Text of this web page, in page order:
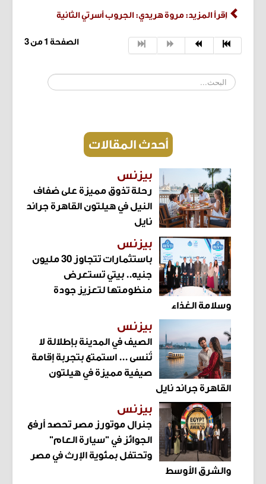
اِقرأ المزيد: مروة هريدي: الجروب أسرتي الثانية
الصفحة 1 من 3
البحث...
أحدث المقالات
بيزنس
رحلة تذوق مميزة على ضفاف
النيل في هيلتون القاهرة جراند
نايل
بيزنس
باستثمارات تتجاوز 30 مليون
جنيه.. بيتي تستعرض
منظومتها لتعزيز جودة
وسلامة الغذاء
بيزنس
الصيف في المدينة بإطلالة لا
تُنسى ... استمتع بتجربة إقامة
صيفية مميزة في هيلتون
القاهرة جراند نايل
بيزنس
جنرال موتورز مصر تحصد أرفع
الجوائز في "سيارة العام"
وتحتفل بمئوية الإرث في مصر
والشرق الأوسط